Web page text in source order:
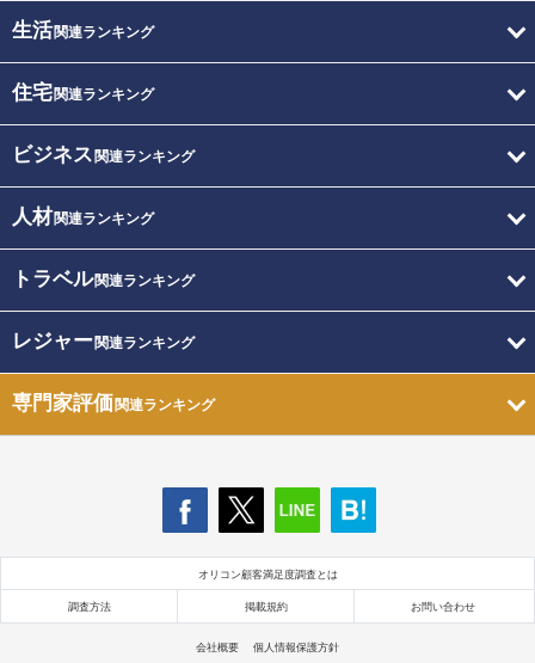
生活関連ランキング
住宅関連ランキング
ビジネス 関連ランキング
人材関連ランキング
トラベル関連ランキング
レジャー関連ランキング
専門家評価関連ランキング
オリコン顧客満足度調査とは
調査方法 掲載規約 お問い合わせ
会社概要 個人情報保護方針